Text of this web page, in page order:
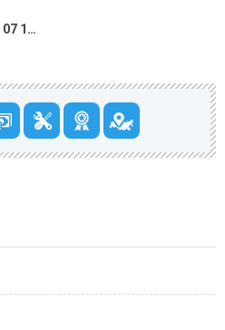
AFP-Fis 100 07 10 R